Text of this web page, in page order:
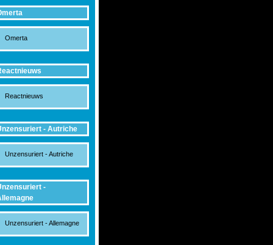
Omerta
Reactnieuws
- Autriche
Unzensuriert - Autriche
-
Unzensuriert - Allemagne